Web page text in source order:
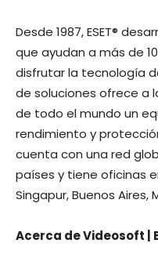
Desde 1987, ESET®
que ayudan a más de
disfrutar la tecnología
de soluciones ofrece a
de todo el mundo un
rendimiento y
cuenta con una red
países y tiene oficinas
Singapur, Buenos Aires,
Acerca de Videosoft |